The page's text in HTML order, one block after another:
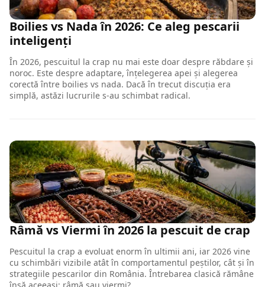
Boilies vs Nada în 2026: Ce aleg pescarii
inteligenți
În 2026, pescuitul la crap nu mai este doar despre răbdare și
noroc. Este despre adaptare, înțelegerea apei și alegerea
corectă între boilies vs nada. Dacă în trecut discuția era
simplă, astăzi lucrurile s-au schimbat radical.
Râmă vs Viermi în 2026 la pescuit de crap
Pescuitul la crap a evoluat enorm în ultimii ani, iar 2026 vine
cu schimbări vizibile atât în comportamentul peștilor, cât și în
strategiile pescarilor din România. Întrebarea clasică rămâne